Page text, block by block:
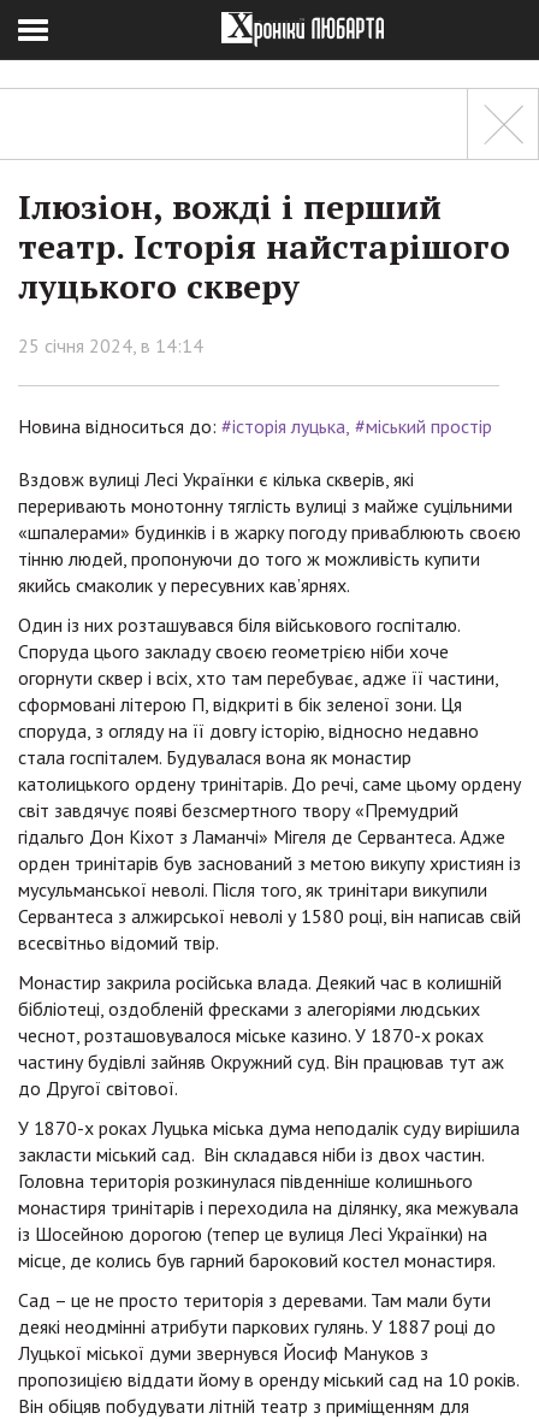
Ілюзіон, вожді і перший
театр. Історія найстарішого
луцького скверу
25 січня 2024, в 14:14
Новина відноситься до: #історія луцька #міський простір
Вздовж вулиці Лесі Українки є кілька скверів, які
переривають монотонну тяглість вулиці з майже суцільними
«шпалерами» будинків і в жарку погоду приваблюють своєю
тінню людей, пропонуючи до того ж можливість купити
якийсь смаколик у пересувних кав’ярнях.
Один із них розташувався біля військового госпіталю.
Споруда цього закладу своєю геометрією ніби хоче
огорнути сквер і всіх, хто там перебуває, адже її частини,
сформовані літерою П, відкриті в бік зеленої зони. Ця
споруда, з огляду на її довгу історію, відносно недавно
стала госпіталем. Будувалася вона як монастир
католицького ордену тринітарів. До речі, саме цьому ордену
світ завдячує появі безсмертного твору «Премудрий
гідальго Дон Кіхот з Ламанчі» Мігеля де Сервантеса. Адже
орден тринітарів був заснований з метою викупу християн із
мусульманської неволі. Після того, як тринітари викупили
Сервантеса з алжирської неволі у 1580 році, він написав свій
всесвітньо відомий твір.
Монастир закрила російська влада. Деякий час в колишній
бібліотеці, оздобленій фресками з алегоріями людських
чеснот, розташовувалося міське казино. У 1870-х роках
частину будівлі зайняв Окружний суд. Він працював тут аж
до Другої світової.
У 1870-х роках Луцька міська дума неподалік суду вирішила
закласти міський сад. Він складався ніби із двох частин.
Головна територія розкинулася південніше колишнього
монастиря тринітарів і переходила на ділянку, яка межувала
із Шосейною дорогою (тепер це вулиця Лесі Українки) на
місце, де колись був гарний бароковий костел монастиря.
Сад – це не просто територія з деревами. Там мали бути
деякі неодмінні атрибути паркових гулянь. У 1887 році до
Луцької міської думи звернувся Йосиф Мануков з
пропозицією віддати йому в оренду міський сад на 10 років.
Він обіцяв побудувати літній театр з приміщенням для